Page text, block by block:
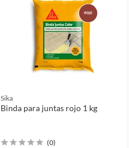
Sika
Binda para juntas rojo 1 kg
(0)